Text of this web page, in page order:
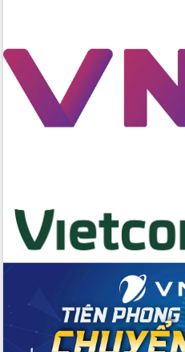
Phát động chiến dịch 30 ngày đêm
giải phóng mặt bằng Tuyến đường bộ
ven biển
Đắk Lắk nỗ lực thúc đẩy tăng trưởng
kinh tế từ 10% trở lên trong Quý
Thứ trưởng Bộ Y tế làm việc với tỉnh
Đắk Lắk về phát triển nhân lực y tế
cho trạm y tế cấp xã
Du lịch Đắk Lắk nâng tầm trải nghiệm
du khách thông qua Hệ thống cơ sở dữ
liệu và Bản đồ số
Tập huấn ứng dụng trí tuệ nhân tạo (AI)
trong thương mại điện tử năm 2026